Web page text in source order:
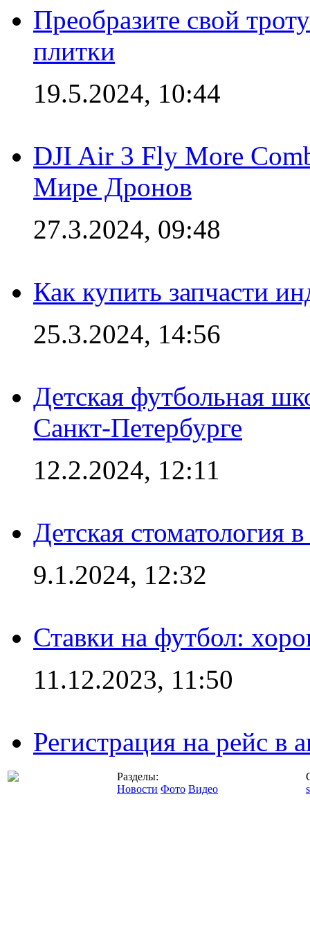
Преобразите свой
плитки
19.5.2024, 10:44
DJI Air 3 Fly More
Мире Дронов
27.3.2024, 09:48
Как купить запчасти
25.3.2024, 14:56
Детская футбольная
Санкт-Петербурге
12.2.2024, 12:11
Детская стоматология
9.1.2024, 12:32
Ставки на футбол:
11.12.2023, 11:50
Регистрация на рейс в
Разделы:
Новости Фото Видео